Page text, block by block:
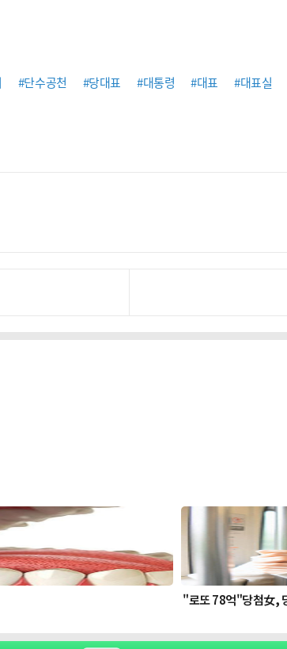
#단수공천 #당대표 #대통령 #대표 #대표실